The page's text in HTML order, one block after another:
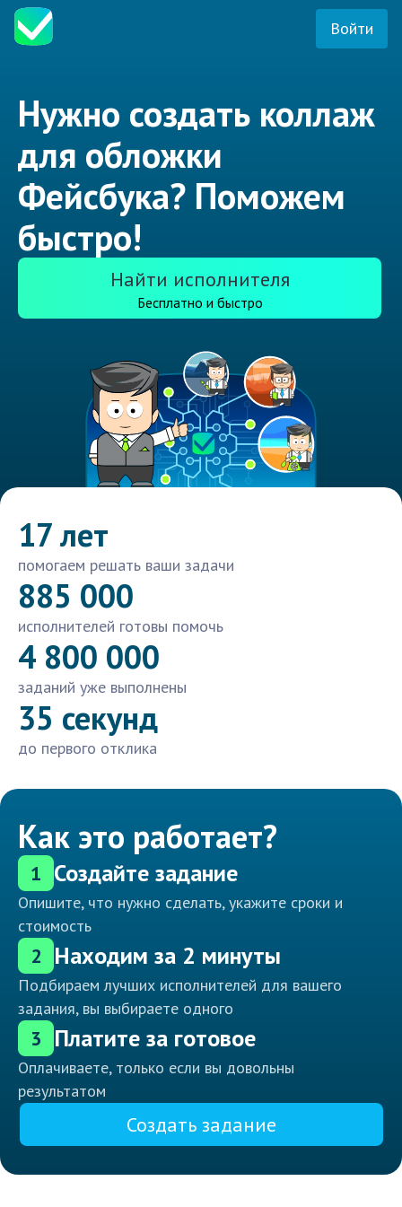
Войти
Нужно создать коллаж
для обложки
Фейсбука? Поможем
быстро!
Найти исполнителя
Бесплатно и быстро
17 лет
помогаем решать ваши задачи
885 000
исполнителей готовы помочь
4 800 000
заданий уже выполнены
35 секунд
до первого отклика
Как это работает?
1 Создайте задание
Опишите, что нужно сделать, укажите сроки и
стоимость
2 Находим за 2 минуты
Подбираем лучших исполнителей для вашего
задания, вы выбираете одного
3 Платите за готовое
Оплачиваете, только если вы довольны
результатом
Создать задание